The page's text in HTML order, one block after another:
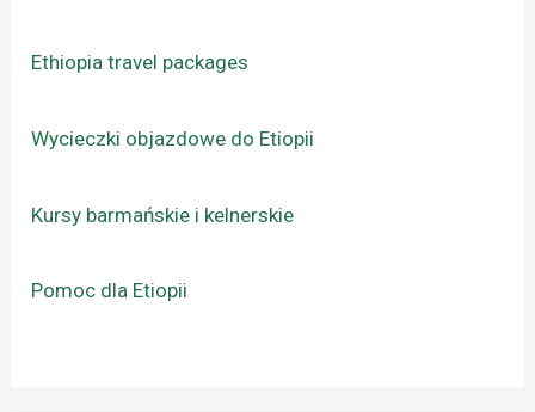
Ethiopia travel packages
Wycieczki objazdowe do Etiopii
Kursy barmańskie i kelnerskie
Pomoc dla Etiopii